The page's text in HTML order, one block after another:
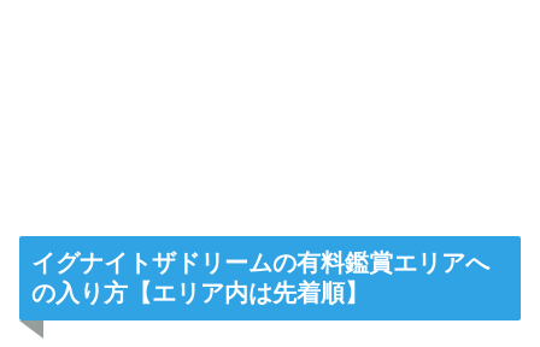
イグナイトザドリームの有料鑑賞エリアへ
の入り方【エリア内は先着順】